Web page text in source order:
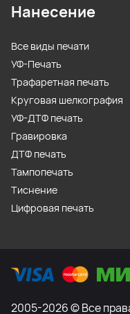
Нанесение
Все виды печати
УФ-Печать
Трафаретная печать
Круговая шелкография
УФ-ДТФ печать
Гравировка
ДТФ печать
Тампопечать
Тиснение
Цифровая печать
2005-2026 © Все